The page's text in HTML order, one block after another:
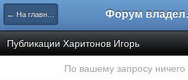
← На главную
Публикации Харитонов Игорь
По вашему запросу ничего